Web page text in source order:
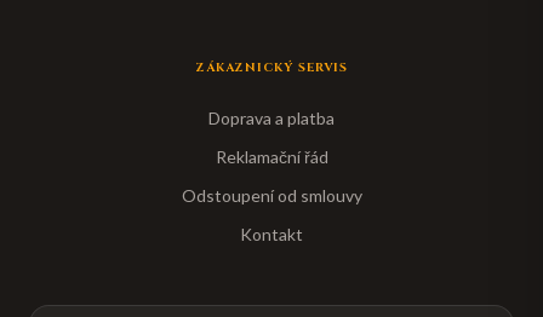
ZÁKAZNICKÝ SERVIS
Doprava a platba
Reklamační řád
Odstoupení od smlouvy
Kontakt